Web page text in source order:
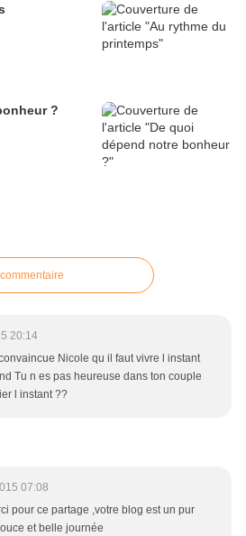
?
20:14
Nicole qu il faut vivre l instant
Tu n es pas heureuse dans ton couple
l instant ??
07:08
pour ce partage ,votre blog est un pur
et belle journée